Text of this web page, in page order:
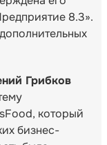
8.3».
Грибков
который
бизнес-